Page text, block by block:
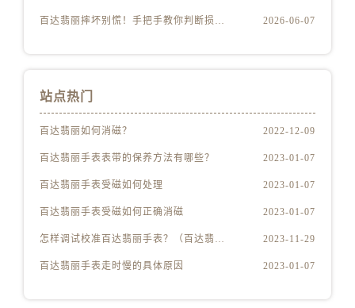
百达翡丽摔坏别慌！手把手教你判断损伤程度 2026-06-07
站点热门
百达翡丽如何消磁？ 2022-12-09
百达翡丽手表表带的保养方法有哪些？ 2023-01-07
百达翡丽手表受磁如何处理 2023-01-07
百达翡丽手表受磁如何正确消磁 2023-01-07
怎样调试校准百达翡丽手表？（百达翡丽手表的调试校准方法） 2023-11-29
百达翡丽手表走时慢的具体原因 2023-01-07